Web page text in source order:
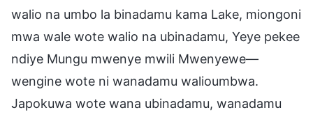
walio na umbo la binadamu kama Lake, miongoni
mwa wale wote walio na ubinadamu, Yeye pekee
ndiye Mungu mwenye mwili Mwenyewe—
wengine wote ni wanadamu walioumbwa.
Japokuwa wote wana ubinadamu, wanadamu